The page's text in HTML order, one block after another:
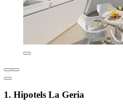
1. Hipotels La Geria